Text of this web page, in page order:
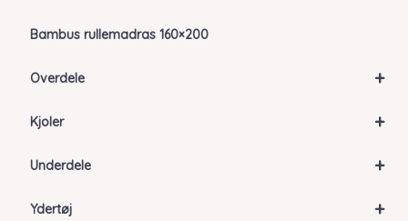
Bambus rullemadras 160×200
+
Overdele
+
Kjoler
+
Underdele
+
Ydertøj